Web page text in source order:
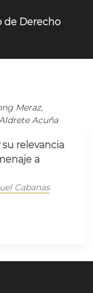
de Derecho
Meraz,
Acuña
su relevancia
a
Cabanas